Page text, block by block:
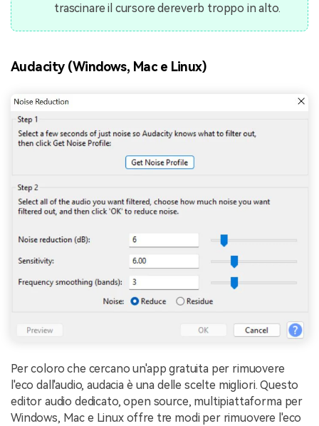
trascinare il cursore dereverb troppo in alto.
Audacity (Windows, Mac e Linux)
Per coloro che cercano un'app gratuita per rimuovere
l'eco dall'audio, audacia è una delle scelte migliori. Questo
editor audio dedicato, open source, multipiattaforma per
Windows, Mac e Linux offre tre modi per rimuovere l'eco